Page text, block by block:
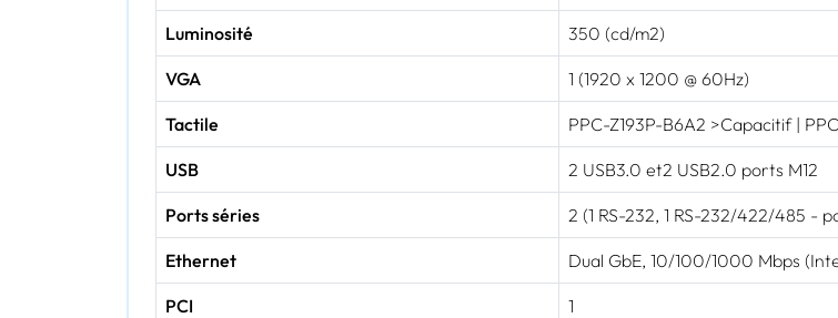
Luminosité 350 (cd/m2)
VGA 1 (1920 x 1200 @ 60Hz)
Tactile PPC-Z193P-B6A2 >Capacitif |
USB 2 USB3.0 et2 USB2.0 ports M12
Ports séries 2 (1 RS-232, 1 RS-232/422/485 -
Ethernet Dual GbE, 10/100/1000 Mbps
PCI 1